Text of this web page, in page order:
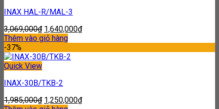
INAX HAL-R/MAL-3
3,069,000₫ 1,640,000₫
Thêm vào giỏ hàng
-37%
Quick View
INAX-30B/TKB-2
1,985,000₫ 1,250,000₫